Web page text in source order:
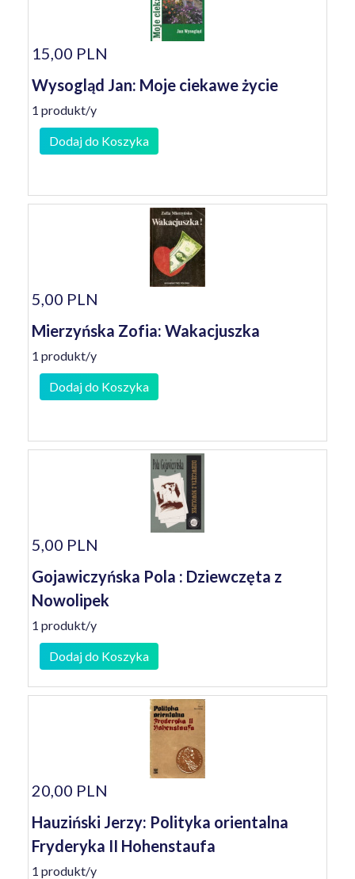
15,00 PLN
Wysogląd Jan: Moje ciekawe życie
1 produkt/y
Dodaj do Koszyka
5,00 PLN
Mierzyńska Zofia: Wakacjuszka
1 produkt/y
Dodaj do Koszyka
5,00 PLN
Gojawiczyńska Pola : Dziewczęta z
Nowolipek
1 produkt/y
Dodaj do Koszyka
20,00 PLN
Hauziński Jerzy: Polityka orientalna
Fryderyka II Hohenstaufa
1 produkt/y